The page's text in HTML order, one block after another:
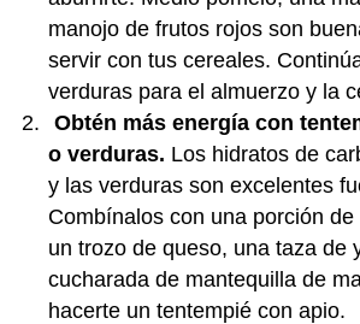
manojo de frutos rojos son
servir con tus cereales.
verduras para el almuerzo y la
Obtén más energía con
o verduras. Los hidratos de
y las verduras son excelentes
Combínalos con una porción
un trozo de queso, una taza de
cucharada de mantequilla de
hacerte un tentempié con apio.